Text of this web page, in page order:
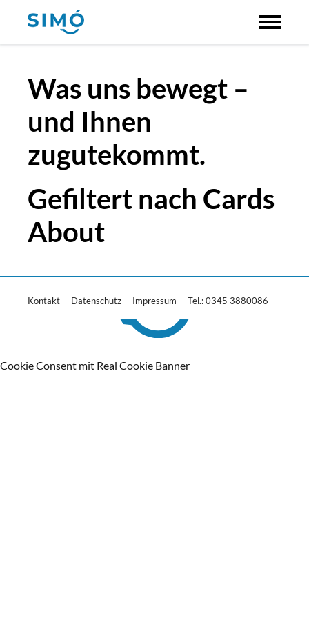
Was uns bewegt –
und Ihnen
zugutekommt.
Gefiltert nach Cards
About
Kontakt Datenschutz Impressum Tel.: 0345 3880086
Cookie Consent mit Real Cookie Banner